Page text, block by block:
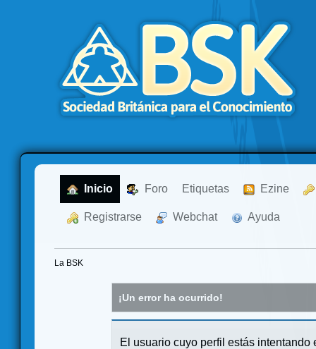
Inicio Foro Etiquetas Ezine
Registrarse Webchat Ayuda
La BSK
¡Un error ha ocurrido!
El usuario cuyo perfil estás intentando